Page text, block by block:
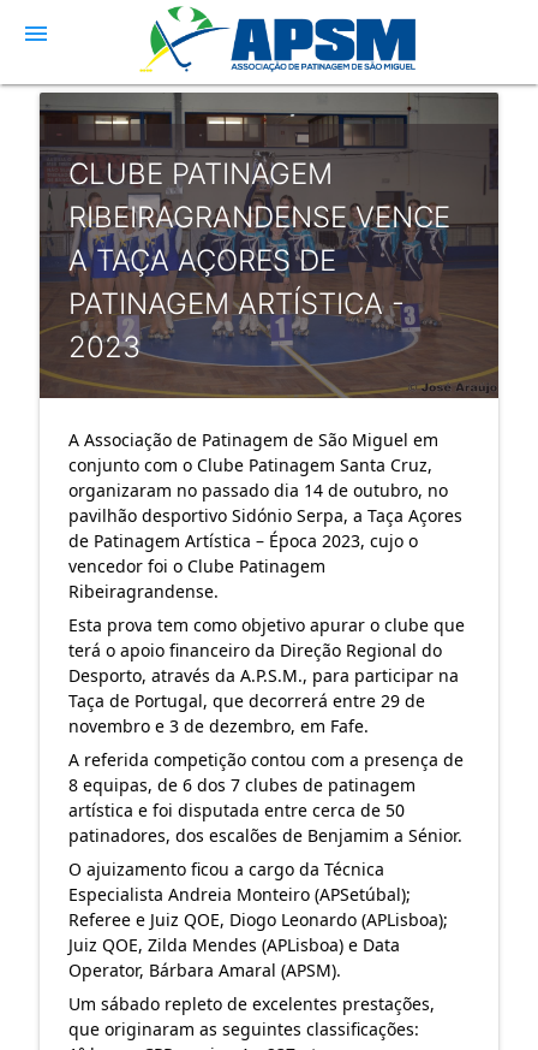
menu
CLUBE PATINAGEM
RIBEIRAGRANDENSE VENCE
A TAÇA AÇORES DE
PATINAGEM ARTÍSTICA -
2023
A Associação de Patinagem de São Miguel em
conjunto com o Clube Patinagem Santa Cruz,
organizaram no passado dia 14 de outubro, no
pavilhão desportivo Sidónio Serpa, a Taça Açores
de Patinagem Artística – Época 2023, cujo o
vencedor foi o Clube Patinagem
Ribeiragrandense.
Esta prova tem como objetivo apurar o clube que
terá o apoio financeiro da Direção Regional do
Desporto, através da A.P.S.M., para participar na
Taça de Portugal, que decorrerá entre 29 de
novembro e 3 de dezembro, em Fafe.
A referida competição contou com a presença de
8 equipas, de 6 dos 7 clubes de patinagem
artística e foi disputada entre cerca de 50
patinadores, dos escalões de Benjamim a Sénior.
O ajuizamento ficou a cargo da Técnica
Especialista Andreia Monteiro (APSetúbal);
Referee e Juiz QOE, Diogo Leonardo (APLisboa);
Juiz QOE, Zilda Mendes (APLisboa) e Data
Operator, Bárbara Amaral (APSM).
Um sábado repleto de excelentes prestações,
que originaram as seguintes classificações: